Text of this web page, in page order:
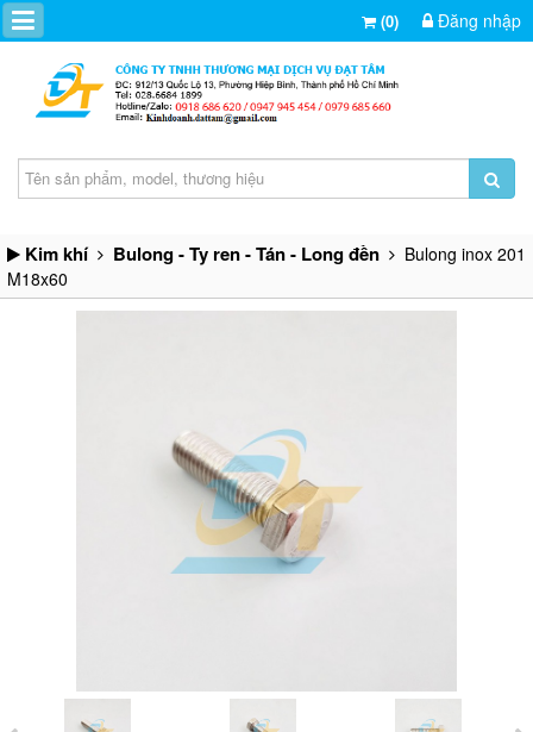
(0) Đăng nhập
Kim khí Bulong - Ty ren - Tán - Long đền
Bulong inox 201
M18x60